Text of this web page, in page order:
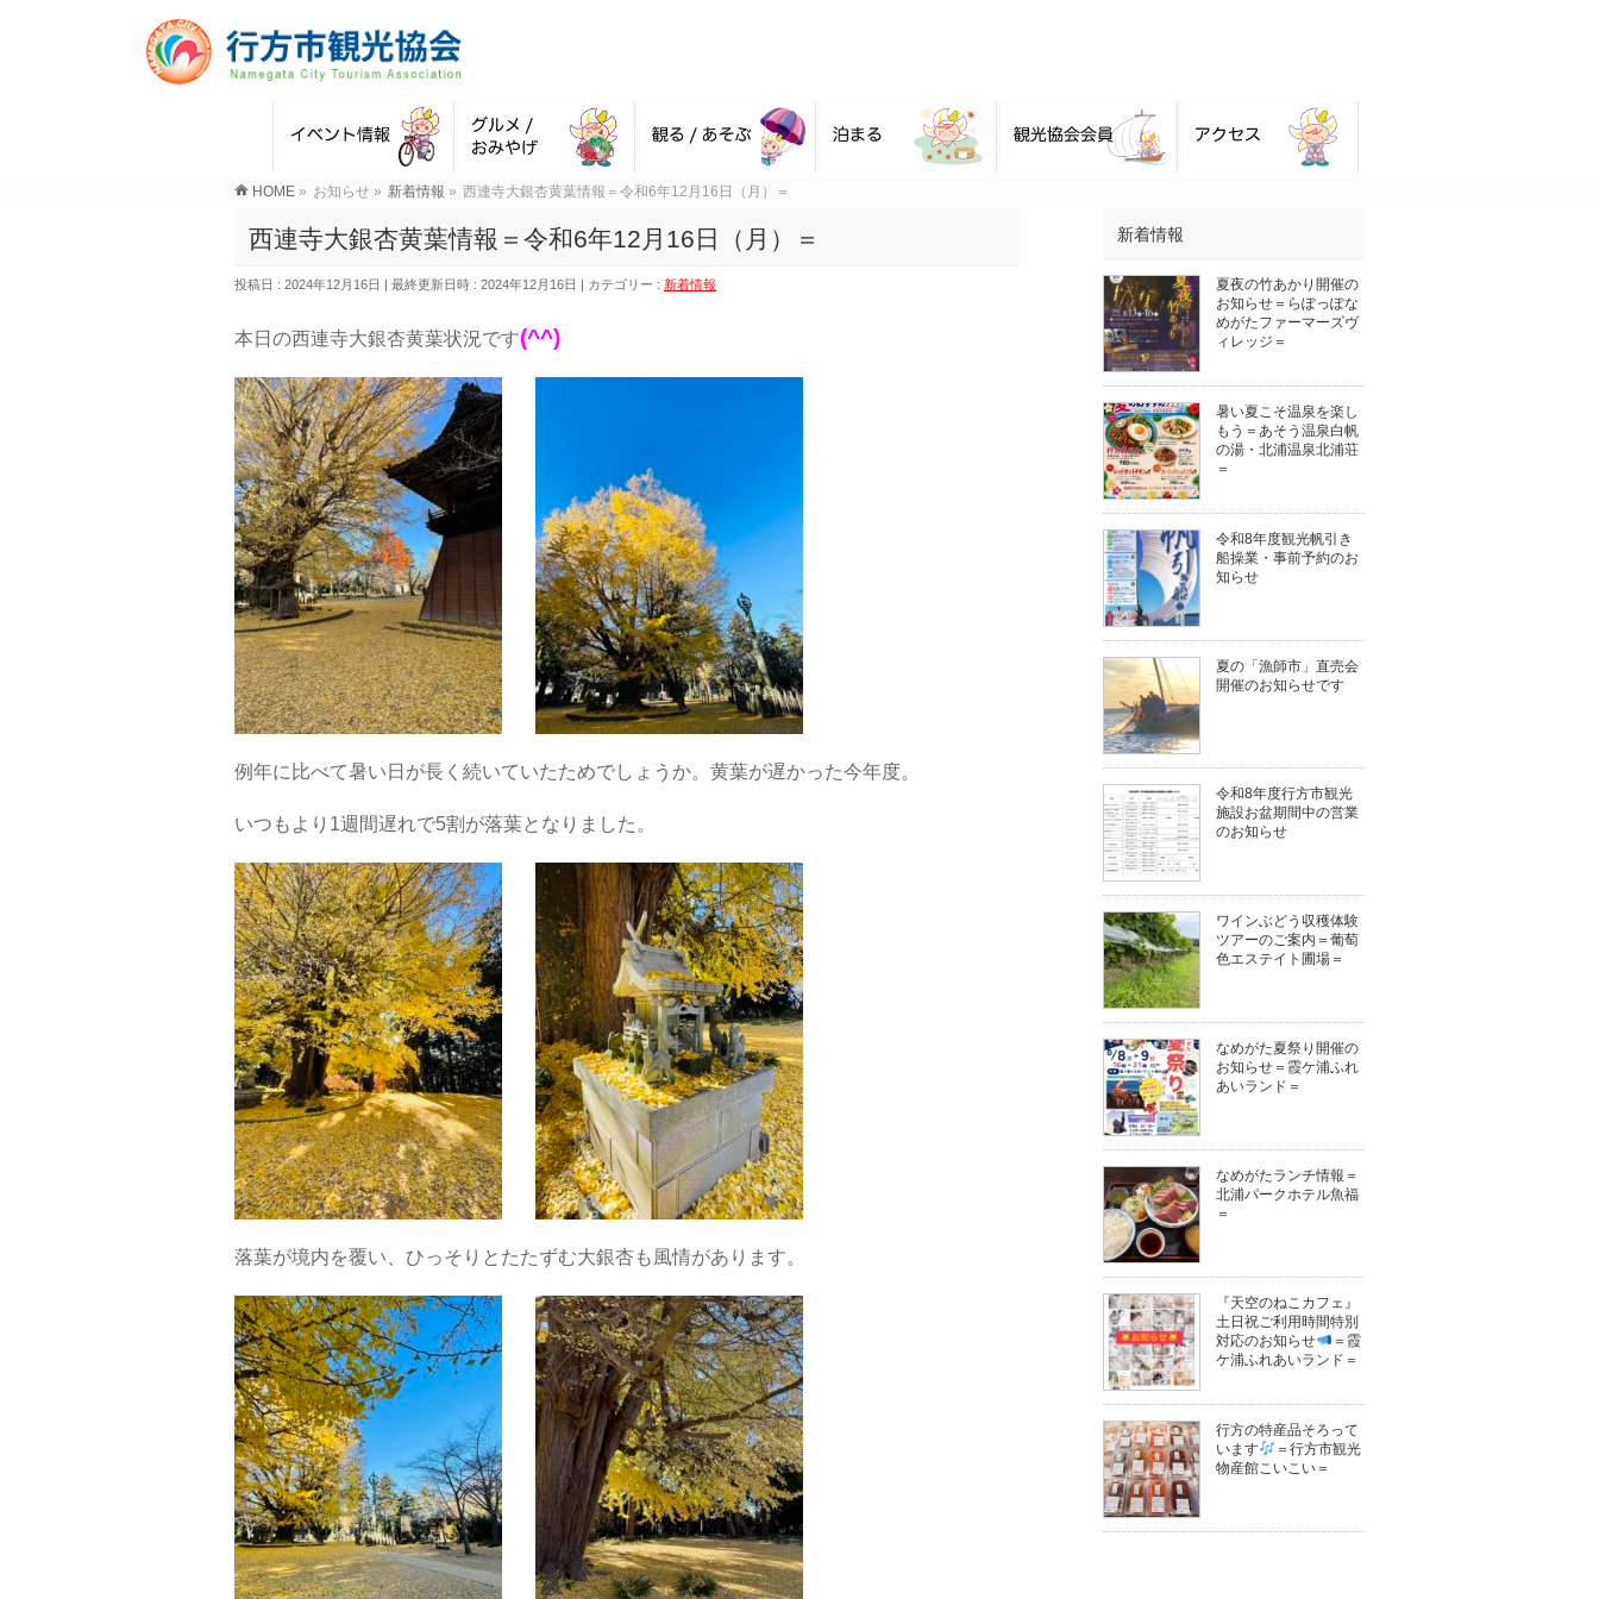
HOME » お知らせ » 新着情報 » 西連寺大銀杏黄葉情報＝令和6年12月16日（月）＝
西連寺大銀杏黄葉情報＝令和6年12月16日（月）＝
投稿日 : 2024年12月16日 最終更新日時 : 2024年12月16日 カテゴリー : 新着情報
本日の西連寺大銀杏黄葉状況です(^^)
例年に比べて暑い日が長く続いていたためでしょうか。黄葉が遅かった今年度。
いつもより1週間遅れで5割が落葉となりました。
落葉が境内を覆い、ひっそりとたたずむ大銀杏も風情があります。
新着情報
夏夜の竹あかり開催の
お知らせ＝らぽっぽな
めがたファーマーズヴ
ィレッジ＝
暑い夏こそ温泉を楽し
もう＝あそう温泉白帆
の湯・北浦温泉北浦荘
＝
令和8年度観光帆引き
船操業・事前予約のお
知らせ
夏の「漁師市」直売会
開催のお知らせです
令和8年度行方市観光
施設お盆期間中の営業
のお知らせ
ワインぶどう収穫体験
ツアーのご案内＝葡萄
色エステイト圃場＝
なめがた夏祭り開催の
お知らせ＝霞ケ浦ふれ
あいランド＝
なめがたランチ情報＝
北浦パークホテル魚福
＝
『天空のねこカフェ』
土日祝ご利用時間特別
対応のお知らせ
＝霞
ケ浦ふれあいランド＝
行方の特産品そろって
います
＝行方市観光
物産館こいこい＝